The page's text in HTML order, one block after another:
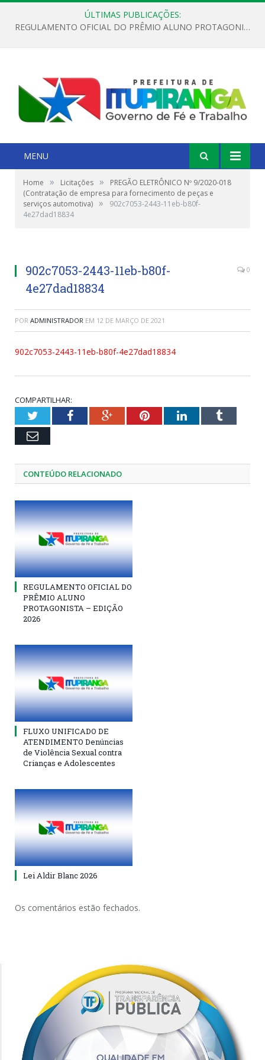
ÚLTIMAS PUBLICAÇÕES:
REGULAMENTO OFICIAL DO PRÊMIO ALUNO PROTAGONISTA – EDIÇÃO 2026
MENU
Home » Licitações »
PREGÃO ELETRÔNICO Nº 9/2020-018
(Contratação de empresa para fornecimento de peças e
serviços automotiva) »
902c7053-2443-11eb-b80f-
4e27dad18834
902c7053-2443-11eb-b80f-
4e27dad18834
0
POR ADMINISTRADOR EM 12 DE MARÇO DE 2021
902c7053-2443-11eb-b80f-4e27dad18834
COMPARTILHAR:
TwitterFacebookGoogle+PinterestLinkedInTumblr
Email
CONTEÚDO RELACIONADO
REGULAMENTO OFICIAL DO
PRÊMIO ALUNO
PROTAGONISTA – EDIÇÃO
2026
FLUXO UNIFICADO DE
ATENDIMENTO Denúncias
de Violência Sexual contra
Crianças e Adolescentes
Lei Aldir Blanc 2026
Os comentários estão fechados.